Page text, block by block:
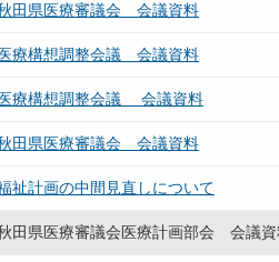
田県医療審議会 会議資料
療構想調整会議 会議資料
療構想調整会議 会議資料
田県医療審議会 会議資料
祉計画の中間見直しについて
田県医療審議会医療計画部会 会議